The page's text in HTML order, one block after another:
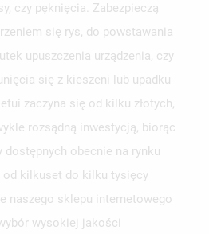
czy pęknięcia. Zabezpieczą
się rys, do powstawania
upuszczenia urządzenia, czy
się z kieszeni lub upadku
zaczyna się od kilku złotych,
rozsądną inwestycją, biorąc
dostępnych obecnie na rynku
kilkuset do kilku tysięcy
naszego sklepu internetowego
wysokiej jakości